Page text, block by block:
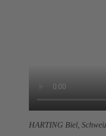
HARTING Biel,